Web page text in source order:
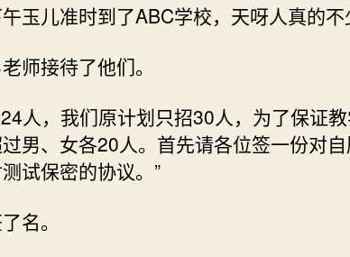
玉儿准时到了ABC学校，天呀人真的不
师接待了他们。
人，我们原计划只招30人，为了保证教
男、女各20人。首先请各位签一份对
试保密的协议。”
名。